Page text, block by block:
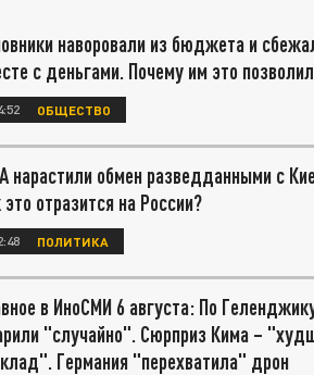
наворовали из бюджета и
с деньгами. Почему им это
ОБЩЕСТВО
нарастили обмен разведданными с
это отразится на России?
ПОЛИТИКА
в ИноСМИ 6 августа: По
"случайно". Сюрприз Кима –
Германия "перехватила" дрон